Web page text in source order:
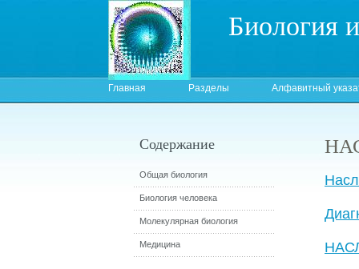
Биология
Главная Разделы Алфавитный
Содержание
Общая биология
Биология человека
Молекулярная биология
Медицина